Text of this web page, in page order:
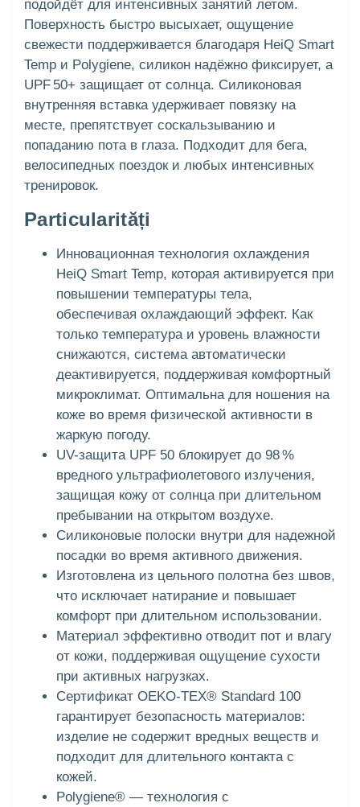
подойдёт для интенсивных занятий летом.
Поверхность быстро высыхает, ощущение
свежести поддерживается благодаря HeiQ Smart
Temp и Polygiene, силикон надёжно фиксирует, а
UPF 50+ защищает от солнца. Силиконовая
внутренняя вставка удерживает повязку на
месте, препятствует соскальзыванию и
попаданию пота в глаза. Подходит для бега,
велосипедных поездок и любых интенсивных
тренировок.
Particularități
Инновационная технология охлаждения
HeiQ Smart Temp, которая активируется при
повышении температуры тела,
обеспечивая охлаждающий эффект. Как
только температура и уровень влажности
снижаются, система автоматически
деактивируется, поддерживая комфортный
микроклимат. Оптимальна для ношения на
коже во время физической активности в
жаркую погоду.
UV-защита UPF 50 блокирует до 98 %
вредного ультрафиолетового излучения,
защищая кожу от солнца при длительном
пребывании на открытом воздухе.
Силиконовые полоски внутри для надежной
посадки во время активного движения.
Изготовлена из цельного полотна без швов,
что исключает натирание и повышает
комфорт при длительном использовании.
Материал эффективно отводит пот и влагу
от кожи, поддерживая ощущение сухости
при активных нагрузках.
Сертификат OEKO-TEX® Standard 100
гарантирует безопасность материалов:
изделие не содержит вредных веществ и
подходит для длительного контакта с
кожей.
Polygiene® — технология с